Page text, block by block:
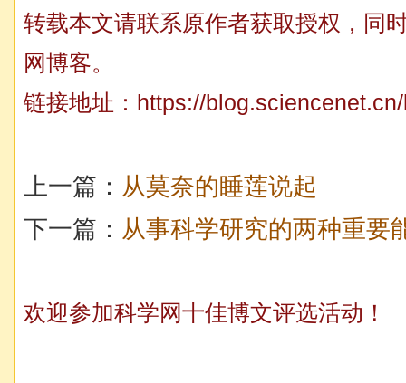
转载本文请联系原作者获取授权，同
网博客。
链接地址： https://
上一篇： 从莫奈的睡莲说起
下一篇： 从事科学研究的两种重要
欢迎参加科学网十佳博文评选活动！